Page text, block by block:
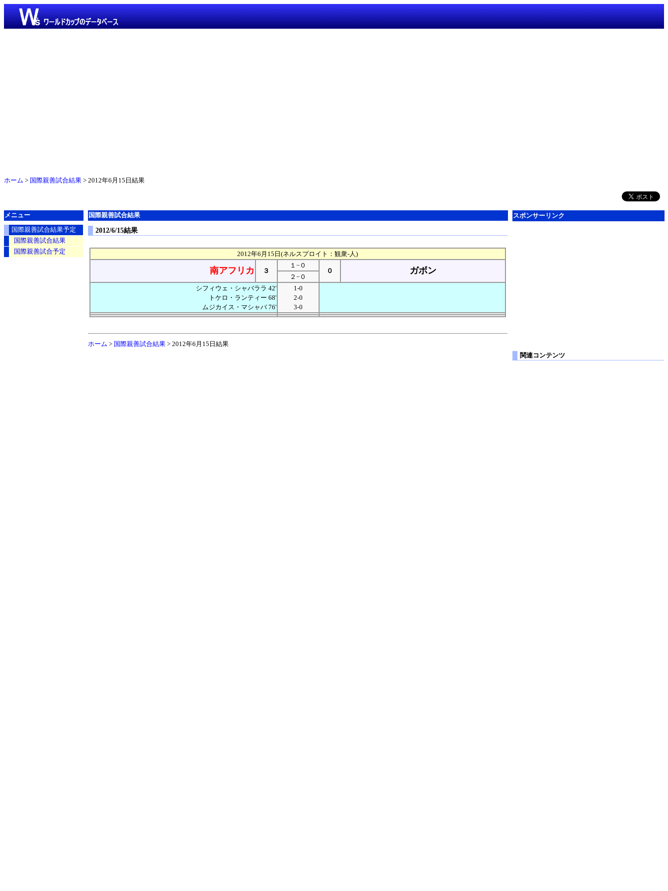
ホーム > 国際親善試合結果 > 2012年6月15日結果
国際親善試合結果
2012/6/15結果
2012年6月15日(ネルスプロイト：観衆-人)
南アフリカ ３
１−０
０ ガボン
２−０
シフィウェ・シャバララ 42'
トケロ・ランティー 68'
ムジカイス・マシャバ 76'
1-0
2-0
3-0
ホーム > 国際親善試合結果> 2012年6月15日結果
スポンサーリンク
関連コンテンツ
メニュー
国際親善試合結果予定
国際親善試合結果
国際親善試合予定